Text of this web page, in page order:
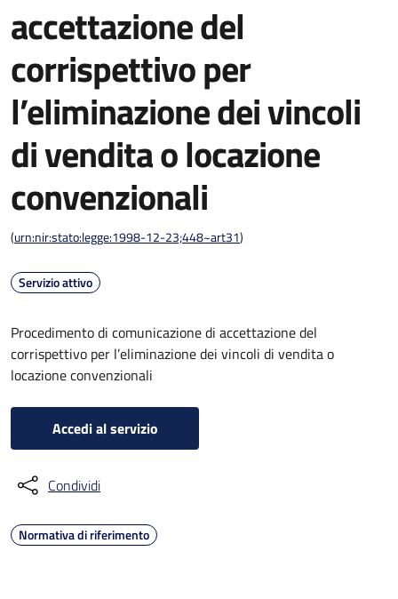
accettazione del
corrispettivo per
l’eliminazione dei vincoli
di vendita o locazione
convenzionali
(urn:nir:stato:legge:1998-12-23;448~art31)
Servizio attivo
Procedimento di comunicazione di accettazione del
corrispettivo per l’eliminazione dei vincoli di vendita o
locazione convenzionali
Accedi al servizio
Condividi
Normativa di riferimento